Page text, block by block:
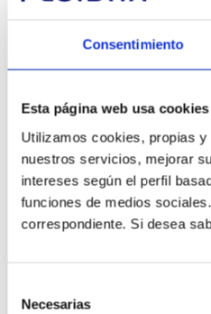
Consentimiento
Esta página web usa cookies
Utilizamos cookies, propias
nuestros servicios, mejorar
intereses según el perfil
funciones de medios
correspondiente. Si desea
Necesarias
¿En qué